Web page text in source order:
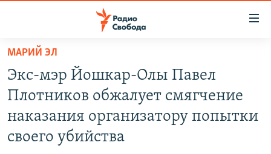
упрощенного
доступа
Вернуться
основному
содержанию
ПОДКАСТЫ
ЦИТАТЫ СВОБОДЫ
МАРИЙ ЭЛ
Экс-мэр Йошкар-Олы Павел
Плотников обжалует смягчение
наказания организатору попытки
своего убийства